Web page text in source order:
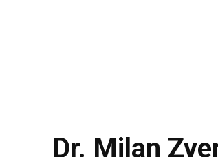
Dr. Milan